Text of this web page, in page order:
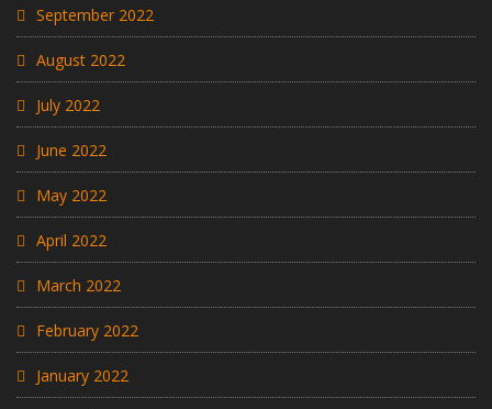
September 2022
August 2022
July 2022
June 2022
May 2022
April 2022
March 2022
February 2022
January 2022